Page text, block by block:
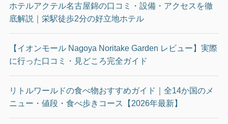
ホテルアクテル名古屋錦の口コミ・設備・アクセスを徹
底解説｜栄駅徒歩2分の好立地ホテル
【イオンモール Nagoya Noritake Garden レビュー】実際
に行った口コミ・見どころ完全ガイド
リトルワールドの食べ物おすすめガイド｜全14か国のメ
ニュー・値段・食べ歩きコース【2026年最新】